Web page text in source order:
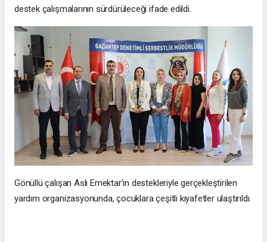
destek çalışmalarının sürdürüleceği ifade edildi.
Gönüllü çalışan Aslı Emektar’ın destekleriyle gerçekleştirilen
yardım organizasyonunda, çocuklara çeşitli kıyafetler ulaştırıldı.